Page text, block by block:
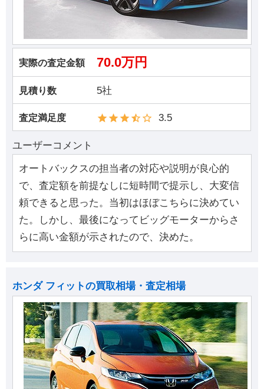
実際の査定金額 70.0万円
見積り数 5社
査定満足度 3.5
ユーザーコメント
オートバックスの担当者の対応や説明が良心的
で、査定額を前提なしに短時間で提示し、大変信
頼できると思った。当初はほぼこちらに決めてい
た。しかし、最後になってビッグモーターからさ
らに高い金額が示されたので、決めた。
ホンダ フィットの買取相場・査定相場